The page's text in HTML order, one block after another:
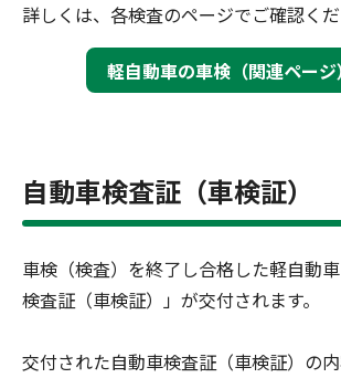
詳しくは、各検査のページでご確認くだ
軽自動車の車検（関連ページ）
自動車検査証（車検証）
車検（検査）を終了し合格した軽自動
検査証（車検証）」が交付されます。
交付された自動車検査証（車検証）の